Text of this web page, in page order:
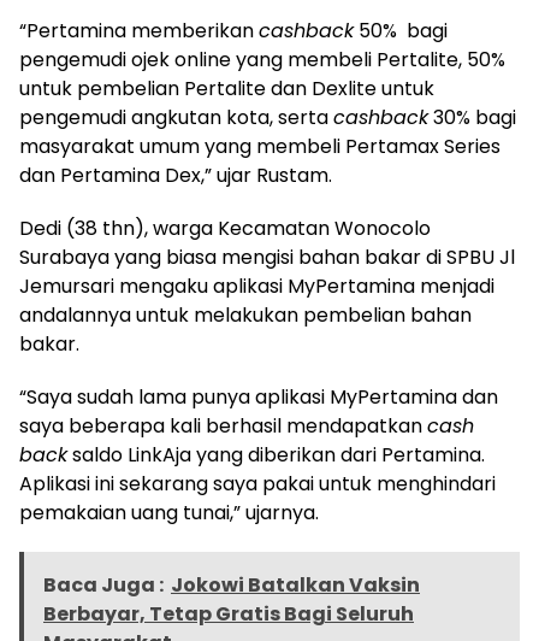
“Pertamina memberikancashback50% bagi
pengemudi ojek online yang membeli Pertalite, 50%
untuk pembelian Pertalite dan Dexlite untuk
pengemudi angkutan kota, sertacashback30% bagi
masyarakat umum yang membeli Pertamax Series
dan Pertamina Dex,” ujar Rustam.
Dedi (38 thn), warga Kecamatan Wonocolo
Surabaya yang biasa mengisi bahan bakar di SPBU Jl
Jemursari mengaku aplikasi MyPertamina menjadi
andalannya untuk melakukan pembelian bahan
bakar.
“Saya sudah lama punya aplikasi MyPertamina dan
saya beberapa kali berhasil mendapatkancash
backsaldo LinkAja yang diberikan dari Pertamina.
Aplikasi ini sekarang saya pakai untuk menghindari
pemakaian uang tunai,” ujarnya.
Baca Juga : Jokowi Batalkan Vaksin
Berbayar, Tetap Gratis Bagi Seluruh